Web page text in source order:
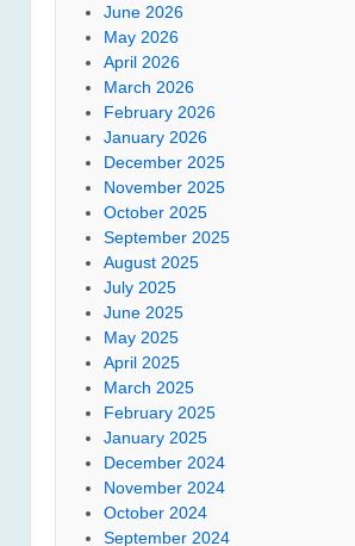
June 2026
May 2026
April 2026
March 2026
February 2026
January 2026
December 2025
November 2025
October 2025
September 2025
August 2025
July 2025
June 2025
May 2025
April 2025
March 2025
February 2025
January 2025
December 2024
November 2024
October 2024
September 2024